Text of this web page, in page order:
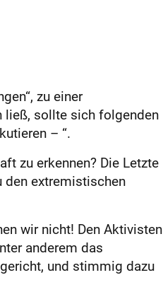
zu einer
ließ, sollte sich folgenden
– “.
zu erkennen? Die Letzte
den extremistischen
wir nicht! Den Aktivisten
anderem das
und stimmig dazu